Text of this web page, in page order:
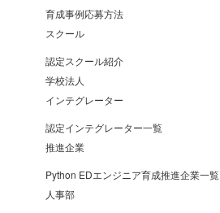
育成事例応募方法
スクール
認定スクール紹介
学校法人
インテグレーター
認定インテグレーター一覧
推進企業
Python EDエンジニア育成推進企業一覧
人事部